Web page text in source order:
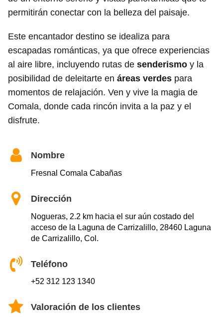
permitirán conectar con la belleza del paisaje.
Este encantador destino se idealiza para
escapadas románticas, ya que ofrece experiencias
al aire libre, incluyendo rutas de senderismo y la
posibilidad de deleitarte en áreas verdes para
momentos de relajación. Ven y vive la magia de
Comala, donde cada rincón invita a la paz y el
disfrute.
Nombre
Fresnal Comala Cabañas
Dirección
Nogueras, 2.2 km hacia el sur aún costado del
acceso de la Laguna de Carrizalillo, 28460 Laguna
de Carrizalillo, Col.
Teléfono
+52 312 123 1340
Valoración de los clientes